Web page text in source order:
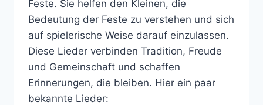
Feste. Sie helfen den Kleinen, die
Bedeutung der Feste zu verstehen und sich
auf spielerische Weise darauf einzulassen.
Diese Lieder verbinden Tradition, Freude
und Gemeinschaft und schaffen
Erinnerungen, die bleiben. Hier ein paar
bekannte Lieder: